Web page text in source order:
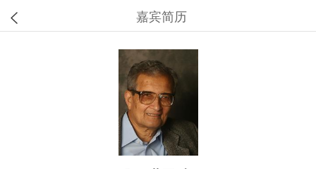
嘉宾简历